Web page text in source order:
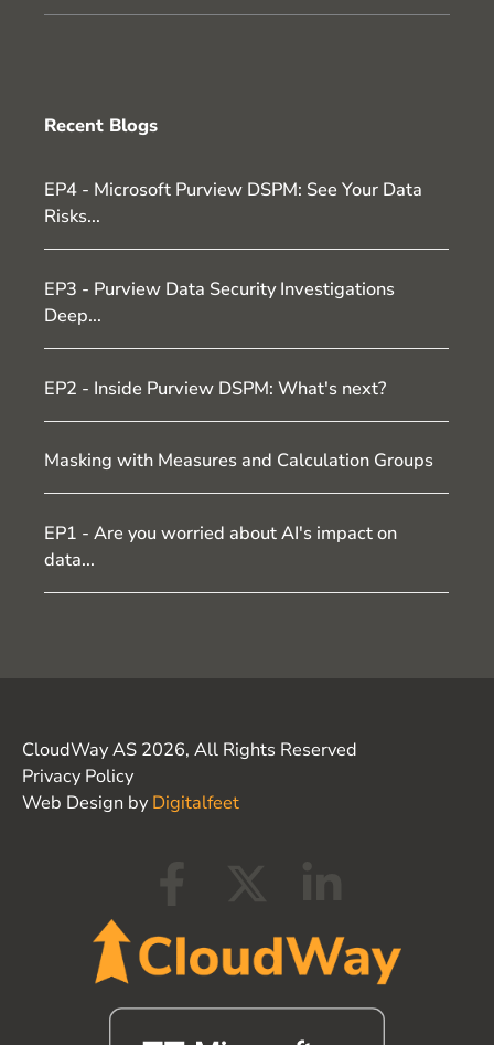
Recent Blogs
EP4 - Microsoft Purview DSPM: See Your Data
Risks...
EP3 - Purview Data Security Investigations
Deep...
EP2 - Inside Purview DSPM: What's next?
Masking with Measures and Calculation Groups
EP1 - Are you worried about AI's impact on
data...
CloudWay AS 2026, All Rights Reserved
Privacy Policy
Web Design by Digitalfeet
c
e
t
w
n
k